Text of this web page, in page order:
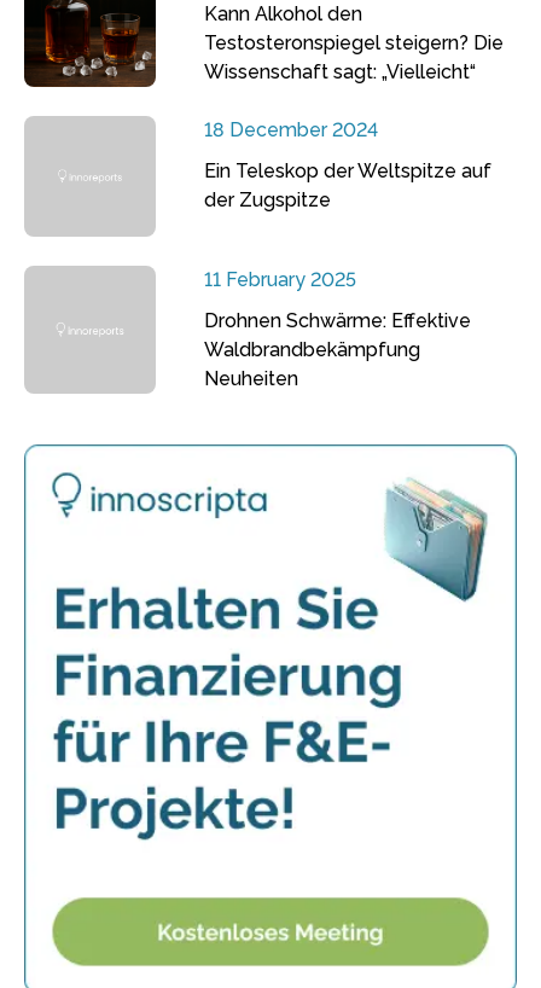
Kann Alkohol den
Testosteronspiegel steigern? Die
Wissenschaft sagt: „Vielleicht“
18 December 2024
Ein Teleskop der Weltspitze auf
der Zugspitze
11 February 2025
Drohnen Schwärme: Effektive
Waldbrandbekämpfung
Neuheiten